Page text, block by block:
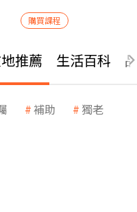
購買課程
推薦 生活百科
補助 獨老